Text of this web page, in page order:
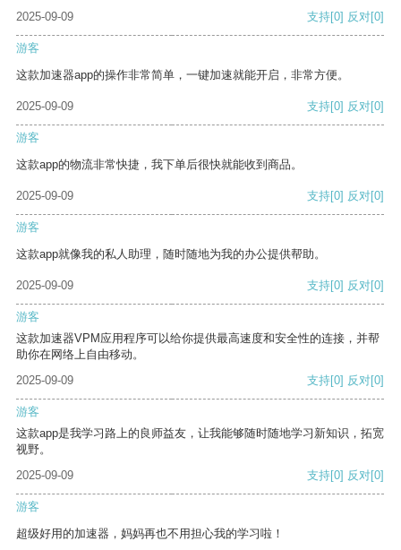
2025-09-09
支持[0] 反对[0]
游客
这款加速器app的操作非常简单，一键加速就能开启，非常方便。
2025-09-09 支持[0] 反对[0]
游客
这款app的物流非常快捷，我下单后很快就能收到商品。
2025-09-09 支持[0] 反对[0]
游客
这款app就像我的私人助理，随时随地为我的办公提供帮助。
2025-09-09 支持[0] 反对[0]
游客
这款加速器VPM应用程序可以给你提供最高速度和安全性的连接，并帮
助你在网络上自由移动。
2025-09-09
支持[0] 反对[0]
游客
这款app是我学习路上的良师益友，让我能够随时随地学习新知识，拓宽
视野。
2025-09-09
支持[0] 反对[0]
游客
超级好用的加速器，妈妈再也不用担心我的学习啦！